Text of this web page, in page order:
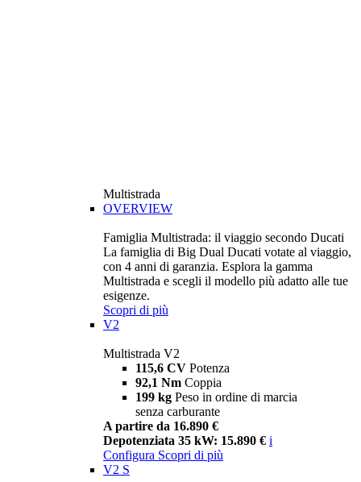
Multistrada
OVERVIEW
Famiglia Multistrada: il viaggio secondo Ducati
La famiglia di Big Dual Ducati votate al viaggio,
con 4 anni di garanzia. Esplora la gamma
Multistrada e scegli il modello più adatto alle tue
esigenze.
Scopri di più
V2
Multistrada V2
115,6 CV Potenza
92,1 Nm Coppia
199 kg Peso in ordine di marcia
senza carburante
A partire da 16.890 €
Depotenziata 35 kW: 15.890 € i
Configura Scopri di più
V2 S